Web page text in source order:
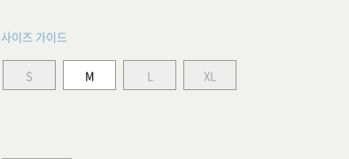
사이즈 가이드
S M L XL